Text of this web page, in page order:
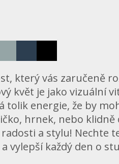
který vás zaručeně
květ je jako vizuální
tolik energie, že by
hrnek, nebo
a stylu! Nechte
vylepší každý den o